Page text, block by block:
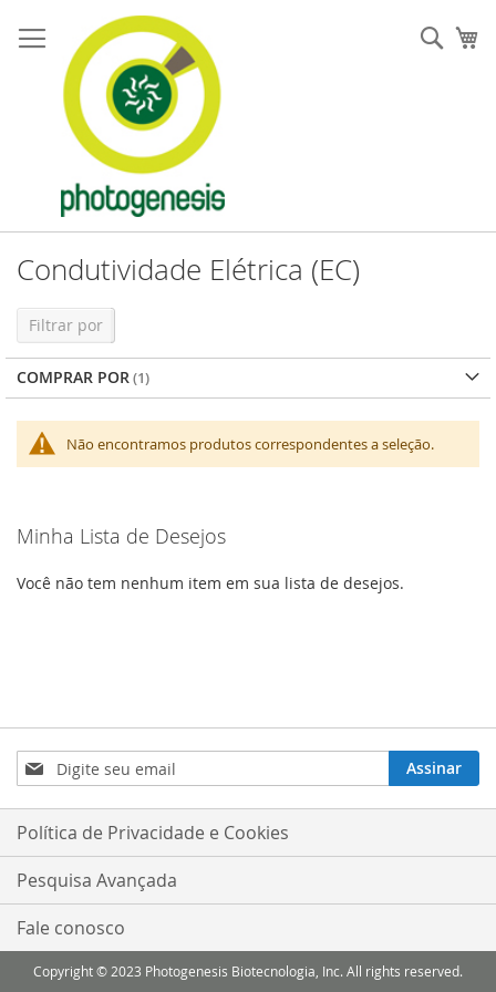
para
o
conteúdo
Condutividade Elétrica (EC)
Não encontramos produtos correspondentes a seleção.
Filtrar por
COMPRAR POR
Minha Lista de Desejos
Você não tem nenhum item em sua lista de desejos.
Inscreva-
se
na
nossa
Assinar
Política de Privacidade e Cookies
Pesquisa Avançada
Fale conosco
Copyright © 2023 Photogenesis Biotecnologia, Inc. All rights reserved.